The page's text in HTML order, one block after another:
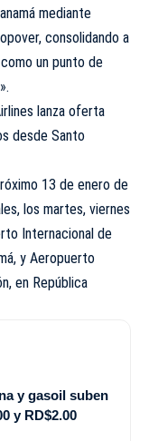
mediante
consolidando a
un punto de
lanza oferta
desde Santo
13 de enero de
los martes, viernes
Internacional de
y Aeropuerto
en República
y gasoil suben
y RD$2.00